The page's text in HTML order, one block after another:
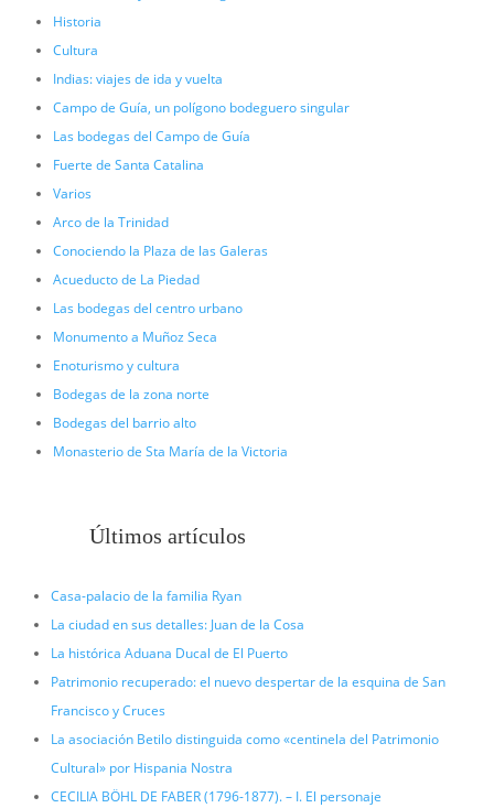
Historia
Cultura
Indias: viajes de ida y vuelta
Campo de Guía, un polígono bodeguero singular
Las bodegas del Campo de Guía
Fuerte de Santa Catalina
Varios
Arco de la Trinidad
Conociendo la Plaza de las Galeras
Acueducto de La Piedad
Las bodegas del centro urbano
Monumento a Muñoz Seca
Enoturismo y cultura
Bodegas de la zona norte
Bodegas del barrio alto
Monasterio de Sta María de la Victoria
Últimos artículos
Casa-palacio de la familia Ryan
La ciudad en sus detalles: Juan de la Cosa
La histórica Aduana Ducal de El Puerto
Patrimonio recuperado: el nuevo despertar de la esquina de San
Francisco y Cruces
La asociación Betilo distinguida como «centinela del Patrimonio
Cultural» por Hispania Nostra
CECILIA BÖHL DE FABER (1796-1877). – I. El personaje